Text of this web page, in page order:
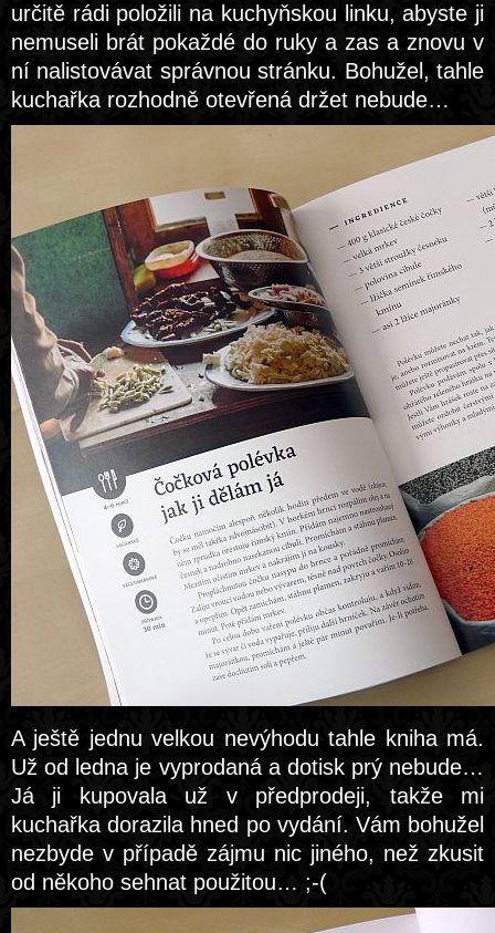
určitě rádi položili na kuchyňskou linku, abyste ji
nemuseli brát pokaždé do ruky a zas a znovu v
ní nalistovávat správnou stránku. Bohužel, tahle
kuchařka rozhodně otevřená držet nebude…
A ještě jednu velkou nevýhodu tahle kniha má.
Už od ledna je vyprodaná a dotisk prý nebude…
Já ji kupovala už v předprodeji, takže mi
kuchařka dorazila hned po vydání. Vám bohužel
nezbyde v případě zájmu nic jiného, než zkusit
od někoho sehnat použitou… ;-(